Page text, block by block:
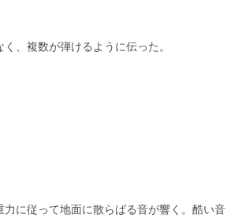
、複数が弾けるように伝った。
に従って地面に散らばる音が響く。酷い音